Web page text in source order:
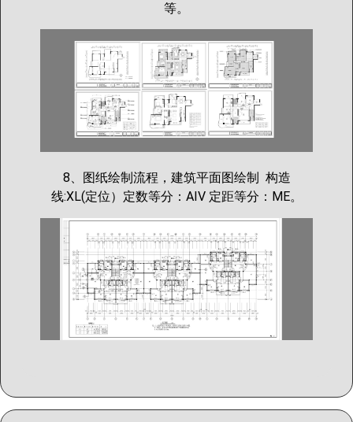
等。
8、图纸绘制流程，建筑平面图绘制 构造
线:XL(定位）定数等分：AIV 定距等分：ME。